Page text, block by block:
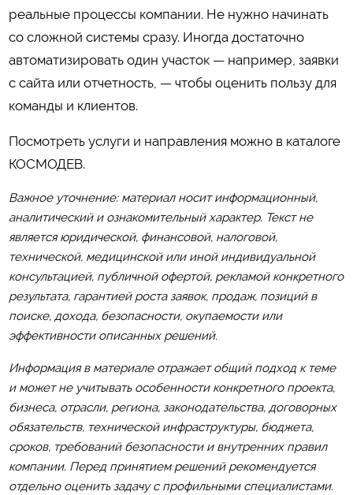
реальные процессы компании. Не нужно начинать
со сложной системы сразу. Иногда достаточно
автоматизировать один участок — например, заявки
с сайта или отчетность, — чтобы оценить пользу для
команды и клиентов.
Посмотреть услуги и направления можно в каталоге
КОСМОДЕВ.
Важное уточнение: материал носит информационный,
аналитический и ознакомительный характер. Текст не
является юридической, финансовой, налоговой,
технической, медицинской или иной индивидуальной
консультацией, публичной офертой, рекламой конкретного
результата, гарантией роста заявок, продаж, позиций в
поиске, дохода, безопасности, окупаемости или
эффективности описанных решений.
Информация в материале отражает общий подход к теме
и может не учитывать особенности конкретного проекта,
бизнеса, отрасли, региона, законодательства, договорных
обязательств, технической инфраструктуры, бюджета,
сроков, требований безопасности и внутренних правил
компании. Перед принятием решений рекомендуется
отдельно оценить задачу с профильными специалистами.